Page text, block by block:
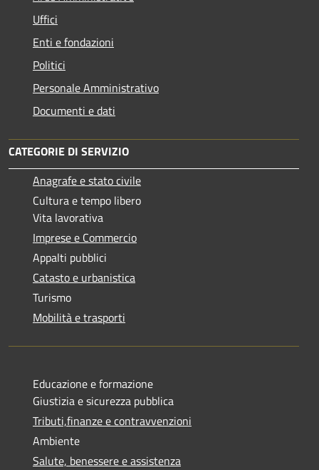
Uffici
Enti e fondazioni
Politici
Personale Amministrativo
Documenti e dati
CATEGORIE DI SERVIZIO
Anagrafe e stato civile
Cultura e tempo libero
Vita lavorativa
Imprese e Commercio
Appalti pubblici
Catasto e urbanistica
Turismo
Mobilità e trasporti
Educazione e formazione
Giustizia e sicurezza pubblica
Tributi,finanze e contravvenzioni
Ambiente
Salute, benessere e assistenza